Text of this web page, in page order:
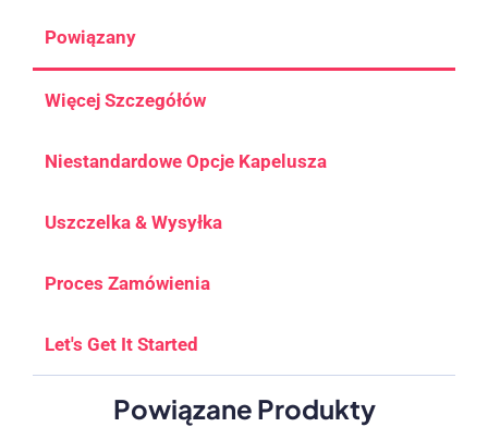
Powiązany
Więcej Szczegółów
Niestandardowe Opcje Kapelusza
Uszczelka & Wysyłka
Proces Zamówienia
Let's Get It Started
Powiązane Produkty